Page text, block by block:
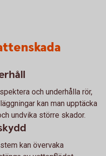
och underhålla rör,
kan man upptäcka
undvika större skador.
kan övervaka